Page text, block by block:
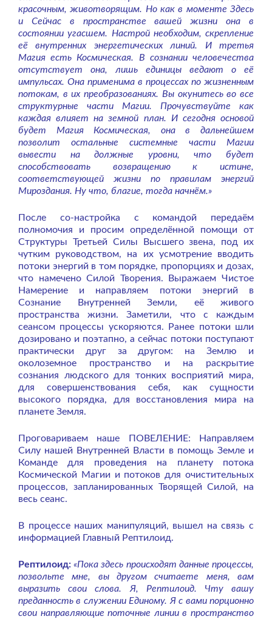
красочным, животворящим. Но как в моменте Здесь
и Сейчас в пространстве вашей жизни она в
состоянии угасшем. Настрой необходим, скрепление
её внутренних энергетических линий. И третья
Магия есть Космическая. В сознании человечества
отсутствует она, лишь единицы ведают о её
импульсах. Она применима в процессах по жизненным
потокам, в их преобразованиях. Вы окунитесь во все
структурные части Магии. Прочувствуйте как
каждая влияет на земной план. И сегодня основой
будет Магия Космическая, она в дальнейшем
позволит остальные системные части Магии
вывести на должные уровни, что будет
способствовать возвращению к истине,
соответствующей жизни по правилам энергий
Мироздания. Ну что, благие, тогда начнём.»
После со-настройка с командой передаём
полномочия и просим определённой помощи от
Структуры Третьей Силы Высшего звена, под их
чутким руководством, на их усмотрение вводить
потоки энергий в том порядке, пропорциях и дозах,
что намечено Силой Творения. Выражаем Чистое
Намерение и направляем потоки энергий в
Сознание Внутренней Земли, её живого
пространства жизни. Заметили, что с каждым
сеансом процессы ускоряются. Ранее потоки шли
дозировано и поэтапно, а сейчас потоки поступают
практически друг за другом: на Землю и
околоземное пространство и на раскрытие
сознания людского для тонких восприятий мира,
для совершенствования себя, как сущности
высокого порядка, для восстановления мира на
планете Земля.
Проговариваем наше ПОВЕЛЕНИЕ: Направляем
Силу нашей Внутренней Власти в помощь Земле и
Команде для проведения на планету потока
Космической Магии и потоков для очистительных
процессов, запланированных Творящей Силой, на
весь сеанс.
В процессе наших манипуляций, вышел на связь с
информацией Главный Рептилоид.
Рептилоид: «Пока здесь происходят данные процессы,
позвольте мне, вы другом считаете меня, вам
выразить свои слова. Я, Рептилоид. Чту вашу
преданность в служении Единому. Я с вами порционно
свои направляющие поточные линии в пространство